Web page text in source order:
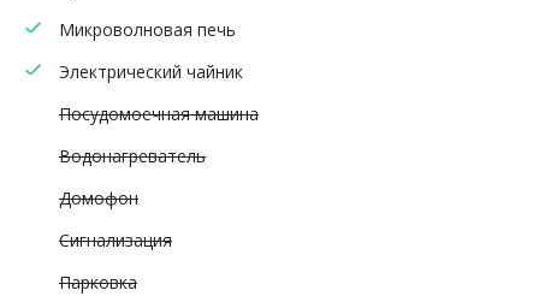
Микроволновая печь
Электрический чайник
Посудомоечная машина
Водонагреватель
Домофон
Сигнализация
Парковка